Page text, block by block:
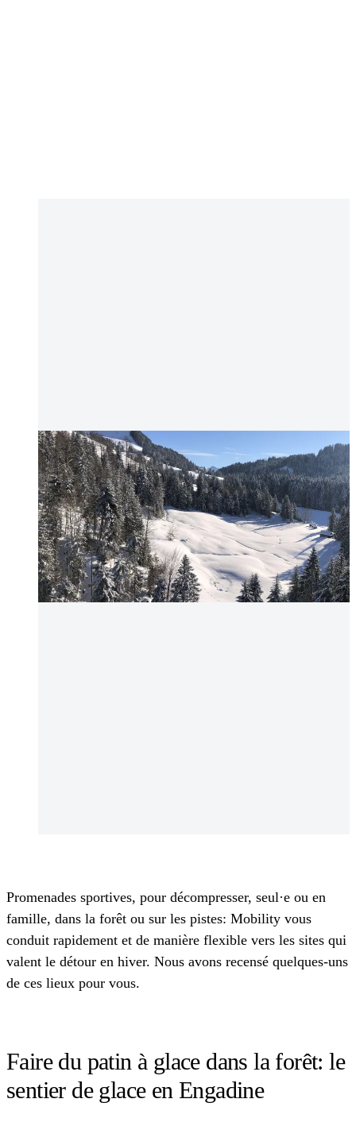
Promenades sportives, pour décompresser, seul·e ou en
famille, dans la forêt ou sur les pistes: Mobility vous
conduit rapidement et de manière flexible vers les sites qui
valent le détour en hiver. Nous avons recensé quelques-uns
de ces lieux pour vous.
Faire du patin à glace dans la forêt: le
sentier de glace en Engadine